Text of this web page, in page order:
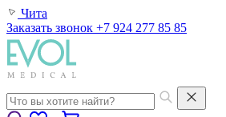
Чита
Заказать звонок +7 924 277 85 85